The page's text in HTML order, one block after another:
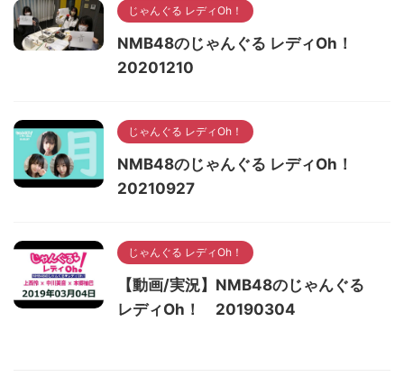
じゃんぐる レディOh！
NMB48のじゃんぐる レディOh！
20201210
じゃんぐる レディOh！
NMB48のじゃんぐる レディOh！
20210927
じゃんぐる レディOh！
【動画/実況】NMB48のじゃんぐる
レディOh！ 20190304